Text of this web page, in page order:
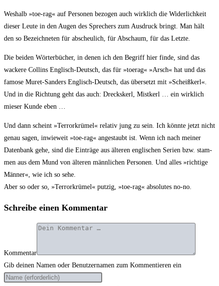
Wes­halb »toe-rag« auf Per­so­nen bezo­gen auch wirk­lich die Wider­lich­keit
die­ser Leu­te in den Augen des Spre­chers zum Aus­druck bringt. Man hält
den so Bezeich­ne­ten für abscheu­lich, für Abschaum, für das Letzte.
Die bei­den Wör­ter­bü­cher, in denen ich den Begriff hier fin­de, sind das
wacke­re Coll­ins Eng­lisch-Deutsch, das für »toer­ag« »Arsch« hat und das
famo­se Muret-San­ders Eng­lisch-Deutsch, das über­setzt mit »Scheiß­kerl«.
Und in die Rich­tung geht das auch: Drecks­kerl, Mist­kerl … ein wirk­lich
mie­ser Kun­de eben …
Und dann scheint »Ter­ror­krü­mel« rela­tiv jung zu sein. Ich könn­te jetzt nicht
genau sagen, inwie­weit »toe-rag« ange­staubt ist. Wenn ich nach mei­ner
Daten­bank gehe, sind die Ein­trä­ge aus älte­ren eng­li­schen Seri­en bzw. stam­
men aus dem Mund von älte­ren männ­li­chen Per­so­nen. Und alles »rich­ti­ge
Män­ner«, wie ich so sehe.
Aber so oder so, »Ter­ror­krü­mel« put­zig, »toe-rag« abso­lu­tes no-no.
Schreibe einen Kommentar
Kommentar
Gib deinen Namen oder Benutzernamen zum Kommentieren ein